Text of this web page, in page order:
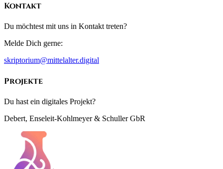
Kontakt
Du möchtest mit uns in Kontakt treten?
Melde Dich gerne:
skriptorium@mittelalter.digital
Projekte
Du hast ein digitales Projekt?
Debert, Enseleit-Kohlmeyer & Schuller GbR